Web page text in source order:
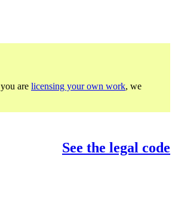
are licensing your own work, we
See the legal code